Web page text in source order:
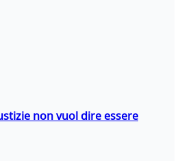
non vuol dire essere